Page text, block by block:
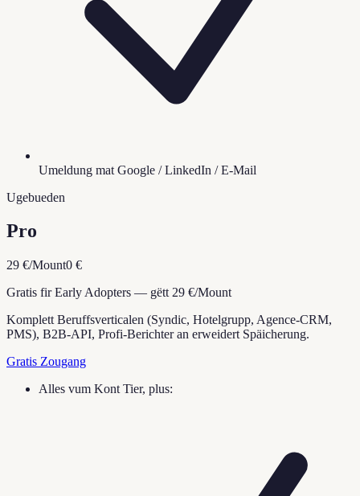
Umeldung mat Google / LinkedIn / E-Mail
Ugebueden
Pro
29 €/Mount0 €
Gratis fir Early Adopters — gëtt 29 €/Mount
Komplett Beruffsverticalen (Syndic, Hotelgrupp, Agence-CRM,
PMS), B2B-API, Profi-Berichter an erweidert Späicherung.
Gratis Zougang
Alles vum Kont Tier, plus: